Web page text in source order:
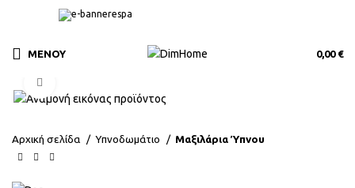
ΜΕΝΟΎ 0,00 €
Αρχική σελίδα Υπνοδωμάτιο Μαξιλάρια Ύπνου